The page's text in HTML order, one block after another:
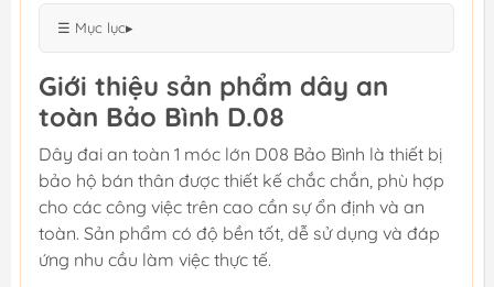
☰ Mục lục▸
Giới thiệu sản phẩm dây an
toàn Bảo Bình D.08
Dây đai an toàn 1 móc lớn D08 Bảo Bình là thiết bị
bảo hộ bán thân được thiết kế chắc chắn, phù hợp
cho các công việc trên cao cần sự ổn định và an
toàn. Sản phẩm có độ bền tốt, dễ sử dụng và đáp
ứng nhu cầu làm việc thực tế.